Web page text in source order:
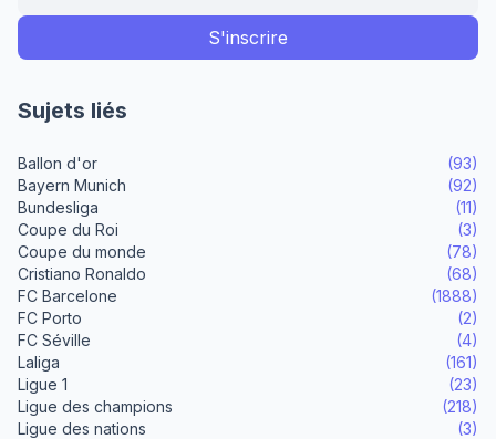
Sujets liés
Ballon d'or
(93)
Bayern Munich
(92)
Bundesliga
(11)
Coupe du Roi
(3)
Coupe du monde
(78)
Cristiano Ronaldo
(68)
FC Barcelone
(1888)
FC Porto
(2)
FC Séville
(4)
Laliga
(161)
Ligue 1
(23)
Ligue des champions
(218)
Ligue des nations
(3)